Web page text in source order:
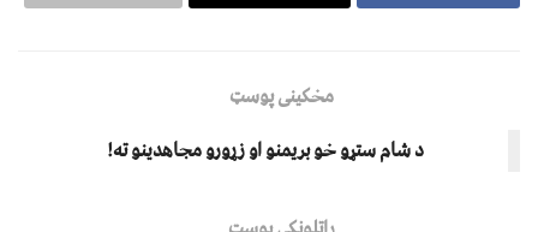
مخکینی پوسټ
د شام ستړو خو بريمنو او زړورو مجاهدينو ته!